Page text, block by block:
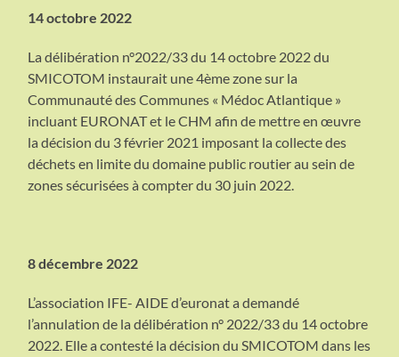
14 octobre 2022
La délibération n°2022/33 du 14 octobre 2022 du
SMICOTOM instaurait une 4ème zone sur la
Communauté des Communes « Médoc Atlantique »
incluant EURONAT et le CHM afin de mettre en œuvre
la décision du 3 février 2021 imposant la collecte des
déchets en limite du domaine public routier au sein de
zones sécurisées à compter du 30 juin 2022.
8 décembre 2022
L’association IFE- AIDE d’euronat a demandé
l’annulation de la délibération n° 2022/33 du 14 octobre
2022. Elle a contesté la décision du SMICOTOM dans les